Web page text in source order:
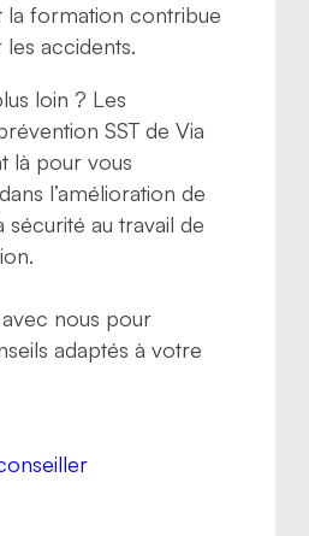
la formation contribue
accidents.
loin ? Les
SST de Via
là pour vous
l’amélioration de
sécurité au travail de
nous pour
adaptés à votre